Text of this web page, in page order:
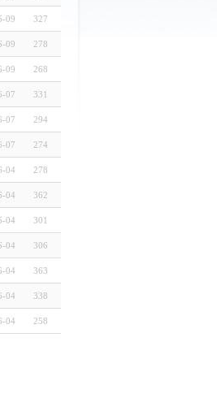
09 327
09 278
09 268
07 331
07 294
07 274
04 278
04 362
04 301
04 306
04 363
04 338
04 258